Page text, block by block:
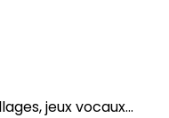
jeux vocaux...